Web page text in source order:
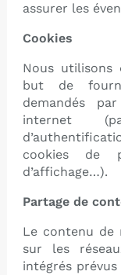
assurer les
Cookies
Nous utilisons
but de
demandés
internet
cookies de
d’affichage…).
Partage de
Le contenu de
sur les
intégrés